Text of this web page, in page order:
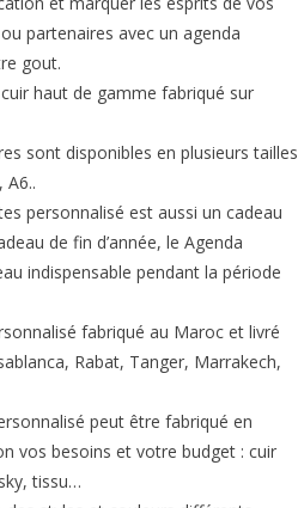
partenaires avec un agenda
gout.
haut de gamme fabriqué sur
sont disponibles en plusieurs tailles
A6..
personnalisé est aussi un cadeau
de fin d’année, le Agenda
indispensable pendant la période
fabriqué au Maroc et livré
Rabat, Tanger, Marrakech,
peut être fabriqué en
vos besoins et votre budget : cuir
tissu…